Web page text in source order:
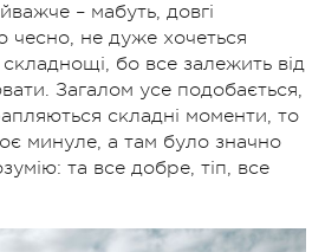
– мабуть, довгі
чесно, не дуже хочеться
бо все залежить від
Загалом усе подобається,
складні моменти, то
минуле, а там було значно
та все добре, тіп, все